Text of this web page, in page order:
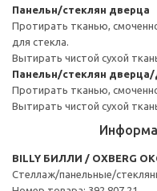
Панельн/стеклян дверца
Протирать тканью,
для стекла.
Вытирать чистой сухой
Панельн/стеклян дверца/
Протирать тканью,
Вытирать чистой сухой
BILLY БИЛЛИ / OXBERG
Стеллаж/панельные/